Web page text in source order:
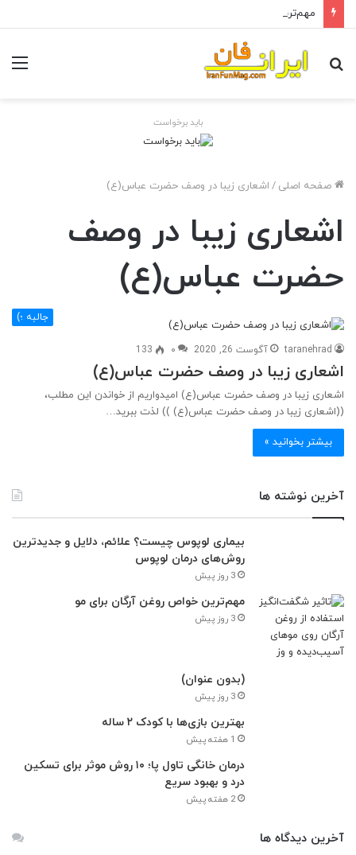
مهم‌ترین خواص روغن آرگان برای مو
جستجو
باید برخواست
صفحه اصلی / اشعاری زیبا در وصف حضرت عباس(ع)
اشعاری زیبا در وصف
حضرت عباس(ع)
جالبه ؛)
taranehrad آگوست 26, 2020 ۰ 133
اشعاری زیبا در وصف حضرت عباس(ع)
اشعاری زیبا در وصف حضرت عباس(ع) امیدواریم از خواندن این مطلب،
((اشعاری زیبا در وصف حضرت عباس(ع) )) لذت ببرید…
بیشتر بخوانید »
آخرین نوشته ها
بیماری لوپوس چیست؟ علائم، دلایل و جدیدترین
روش‌های درمان لوپوس
3 روز پیش
مهم‌ترین خواص روغن آرگان برای مو
3 روز پیش
(بدون عنوان)
3 روز پیش
بهترین بازی‌ها با کودک ۲ ساله
1 هفته پیش
درمان خانگی تاول پا؛ ۱۰ روش موثر برای تسکین
درد و بهبود سریع
2 هفته پیش
آخرین دیدگاه ها